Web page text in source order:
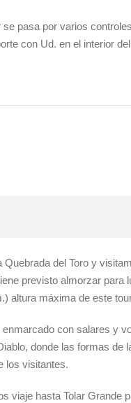
pasa por varios
con Ud. en el interior
del Toro y
previsto almorzar para
altura máxima de este
con salares y
donde las formas de
los visitantes.
viaje hasta Tolar Grande